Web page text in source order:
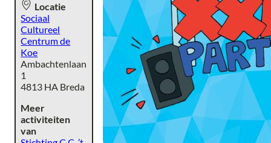
Locatie
Sociaal
Cultureel
Centrum de
Koe
Ambachtenlaan
1
4813 HA Breda
Meer
activiteiten
van